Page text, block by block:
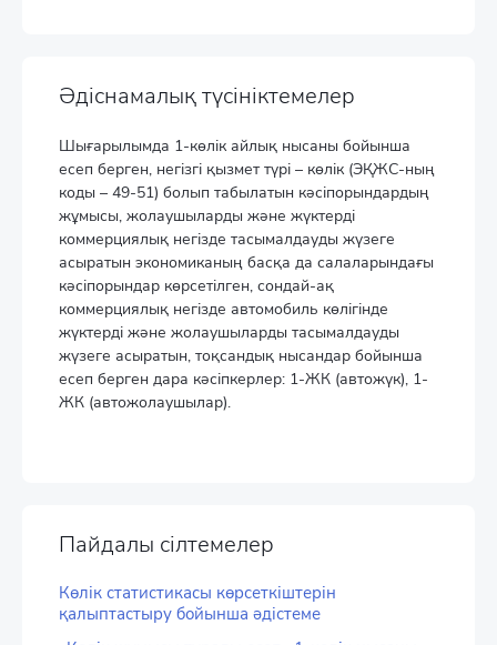
Әдіснамалық түсініктемелер
Шығарылымда 1-көлік айлық нысаны бойынша
есеп берген, негізгі қызмет түрі – көлік (ЭҚЖС-ның
коды – 49-51) болып табылатын кәсіпорындардың
жұмысы, жолаушыларды және жүктерді
коммерциялық негізде тасымалдауды жүзеге
асыратын экономиканың басқа да салаларындағы
кәсіпорындар көрсетілген, сондай-ақ
коммерциялық негізде автомобиль көлігінде
жүктерді және жолаушыларды тасымалдауды
жүзеге асыратын, тоқсандық нысандар бойынша
есеп берген дара кәсіпкерлер: 1-ЖК (автожүк), 1-
ЖК (автожолаушылар).
Пайдалы сілтемелер
Көлік статистикасы көрсеткіштерін
қалыптастыру бойынша әдістеме